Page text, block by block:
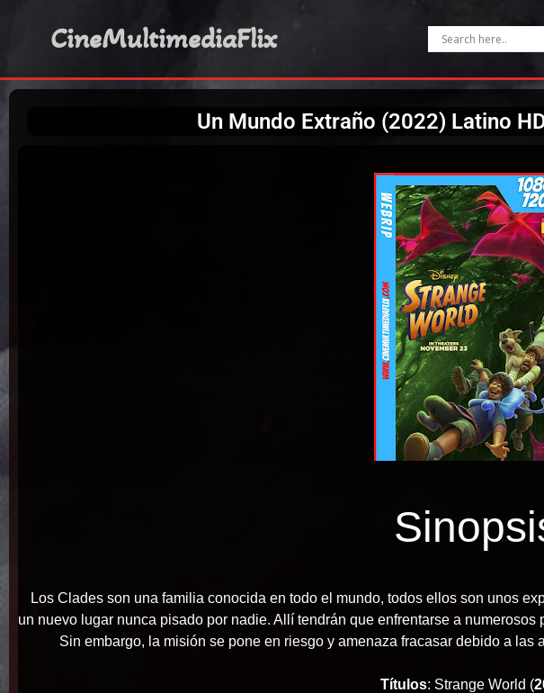
CineMultimediaFlix
Un Mundo Extraño (2022) Latino
Los Clades son una familia conocida en todo el mundo, todos ellos son unos
un nuevo lugar nunca pisado por nadie. Allí tendrán que enfrentarse a
Sin embargo, la misión se pone en riesgo y amenaza fracasar debido a
Títulos: Strange World (